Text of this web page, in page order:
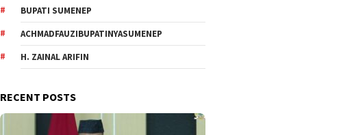
BUPATI SUMENEP
ACHMADFAUZIBUPATINYASUMENEP
H. ZAINAL ARIFIN
RECENT POSTS